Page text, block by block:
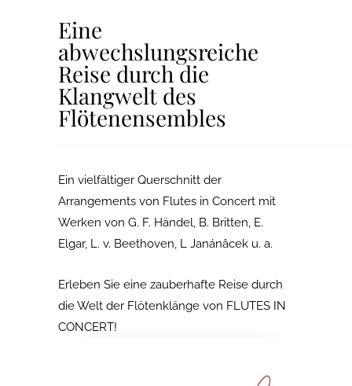
Eine
abwechslungsreiche
Reise durch die
Klangwelt des
Flötenensembles
Ein vielfältiger Querschnitt der
Arrangements von Flutes in Concert mit
Werken von G. F. Händel, B. Britten, E.
Elgar, L. v. Beethoven, L Janánâcek u. a.
Erleben Sie eine zauberhafte Reise durch
die Welt der Flötenklänge von FLUTES IN
CONCERT!